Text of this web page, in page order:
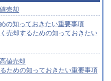
売却
の知っておきたい重要事項
売却するための知っておきたい
値売却
ための知っておきたい重要事項